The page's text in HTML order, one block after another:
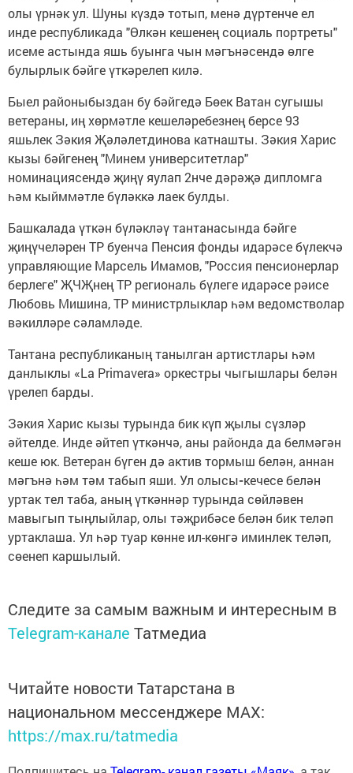
олы үрнәк ул. Шуны күздә тотып, менә дүртенче ел
инде республикада "Өлкән кешенең социаль портреты"
исеме астында яшь буынга чын мәгънәсендә өлге
булырлык бәйге үткәрелеп килә.
Быел районыбыздан бу бәйгедә Бөек Ватан сугышы
ветераны, иң хөрмәтле кешеләребезнең берсе 93
яшьлек Зәкия Җәләлетдинова катнашты. Зәкия Харис
кызы бәйгенең "Минем университетлар"
номинациясендә җиңү яулап 2нче дәрәҗә дипломга
һәм кыйммәтле бүләккә лаек булды.
Башкалада үткән бүләкләү тантанасында бәйге
җиңүчеләрен ТР буенча Пенсия фонды идарәсе бүлекчә
управляющие Марсель Имамов, "Россия пенсионерлар
берлеге" ҖЧҖнең ТР региональ бүлеге идарәсе рәисе
Любовь Мишина, ТР министрлыклар һәм ведомстволар
вәкилләре сәламләде.
Тантана республиканың танылган артистлары һәм
данлыклы «La Primavera» оркестры чыгышлары белән
үрелеп барды.
Зәкия Харис кызы турында бик күп җылы сүзләр
әйтелде. Инде әйтеп үткәнчә, аны районда да белмәгән
кеше юк. Ветеран бүген дә актив тормыш белән, аннан
мәгънә һәм тәм табып яши. Ул олысы-кечесе белән
уртак тел таба, аның үткәннәр турында сөйләвен
мавыгып тыңлыйлар, олы тәҗрибәсе белән бик теләп
уртаклаша. Ул һәр туар көнне ил-көнгә иминлек теләп,
сөенеп каршылый.
Следите за самым важным и интересным в
Telegram-канале Татмедиа
Читайте новости Татарстана в
национальном мессенджере MАХ:
https://max.ru/tatmedia